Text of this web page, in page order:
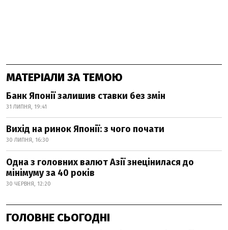
МАТЕРІАЛИ ЗА ТЕМОЮ
Банк Японії залишив ставки без змін
31 ЛИПНЯ, 19:41
Вихід на ринок Японії: з чого почати
30 ЛИПНЯ, 16:30
Одна з головних валют Азії знецінилася до
мінімуму за 40 років
30 ЧЕРВНЯ, 12:20
ГОЛОВНЕ СЬОГОДНІ